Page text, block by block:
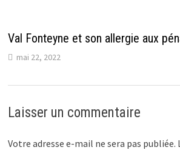
Val Fonteyne et son allergie aux
mai 22, 2022
Laisser un commentaire
Votre adresse e-mail ne sera pas publiée.